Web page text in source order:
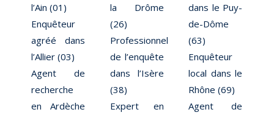
l’Ain (01)
Enquêteur
agréé dans
l’Allier (03)
Agent de
recherche
en Ardèche
la Drôme
(26)
Professionnel
de l’enquête
dans l’Isère
(38)
Expert en
dans le Puy-
de-Dôme
(63)
Enquêteur
local dans le
Rhône (69)
Agent de